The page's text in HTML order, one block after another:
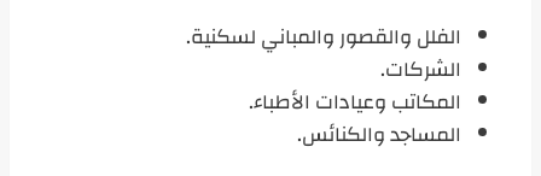
الفلل والقصور والمباني لسكنية.
الشركات.
المكاتب وعيادات الأطباء.
المساجد والكنائس.